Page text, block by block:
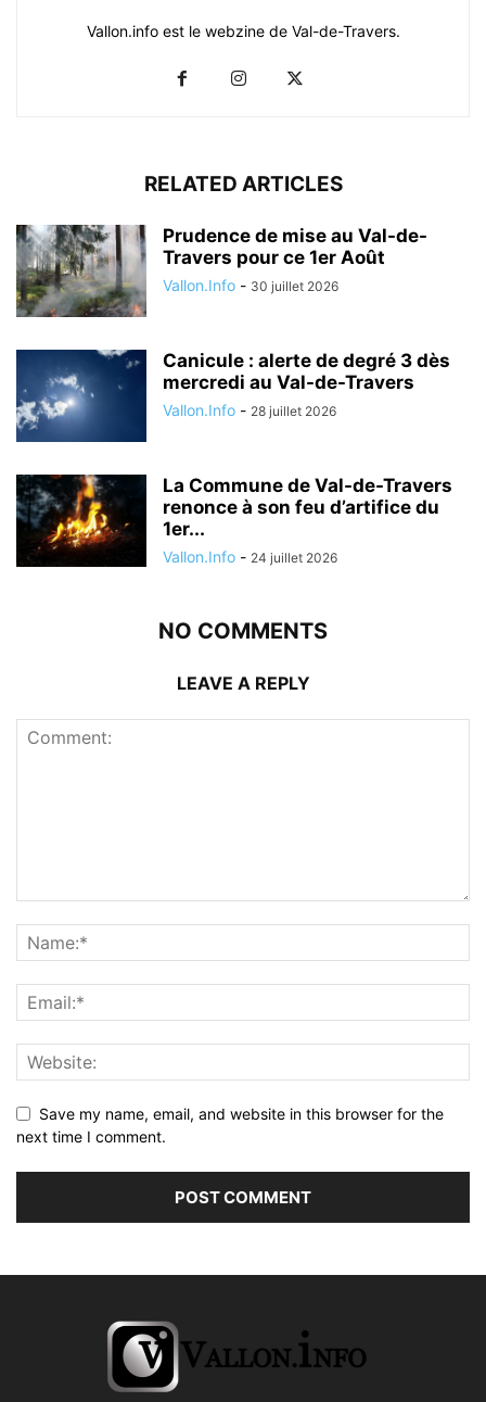
Vallon.info est le webzine de Val-de-Travers.
RELATED ARTICLES
Prudence de mise au Val-de-
Travers pour ce 1er Août
Vallon.Info - 30 juillet 2026
Canicule : alerte de degré 3 dès
mercredi au Val-de-Travers
Vallon.Info - 28 juillet 2026
La Commune de Val-de-Travers
renonce à son feu d’artifice du
1er...
Vallon.Info - 24 juillet 2026
NO COMMENTS
LEAVE A REPLY
Save my name, email, and website in this browser for the
next time I comment.